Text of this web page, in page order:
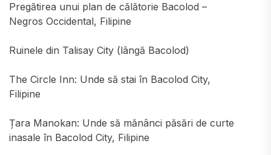
Pregătirea unui plan de călătorie Bacolod –
Negros Occidental, Filipine
Ruinele din Talisay City (lângă Bacolod)
The Circle Inn: Unde să stai în Bacolod City,
Filipine
Țara Manokan: Unde să mănânci păsări de curte
inasale în Bacolod City, Filipine